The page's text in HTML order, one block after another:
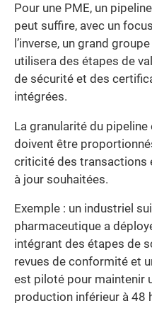
Pour une PME, un
peut suffire, avec un
l’inverse, un grand
utilisera des étapes de
de sécurité et des
intégrées.
La granularité du
doivent être
criticité des transactions
à jour souhaitées.
Exemple : un industriel
pharmaceutique a
intégrant des étapes de
revues de conformité et
est piloté pour maintenir
production inférieur à 48